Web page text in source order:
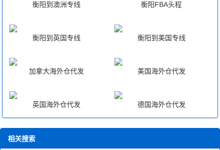
衡阳到澳洲专线 衡阳FBA头程
衡阳到英国专线 衡阳到美国专线
加拿大海外仓代发 美国海外仓代发
英国海外仓代发 德国海外仓代发
相关搜索